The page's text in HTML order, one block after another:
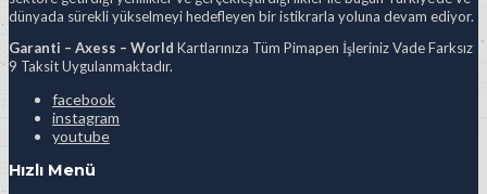
dünyada sürekli yükselmeyi hedefleyen bir istikrarla yoluna devam ediyor.
Garanti – Axess – World Kartlarınıza Tüm Pimapen İşleriniz Vade Farksız
9 Taksit Uygulanmaktadır.
facebook
instagram
youtube
Hızlı Menü